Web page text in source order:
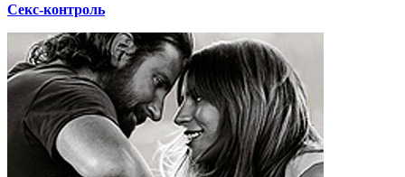
Секс-контроль